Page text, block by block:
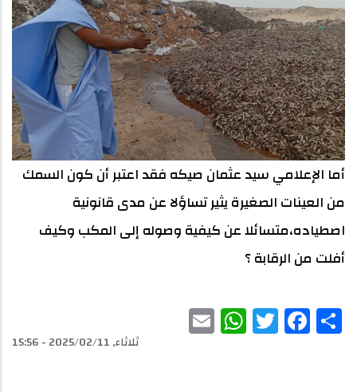
أما الإعلامي سيد عثمان صيكه فقد اعتبر أن كون السمك
من العينات الصغيرة يثير تساؤلا عن مدى قانونية
اصطياده،متسائلا عن كيفية وصوله إلى المكب وكيف
أفلت من الرقابة ؟
Share
Facebook
Twitter
WhatsAppثلاثاء, 2025/02/11 - 15:56